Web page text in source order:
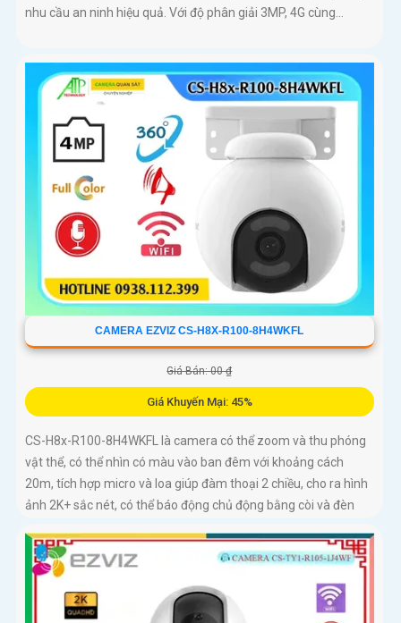
nhu cầu an ninh hiệu quả. Với độ phân giải 3MP, 4G cùng...
CAMERA EZVIZ CS-H8X-R100-8H4WKFL
Giá Bán: 00 ₫
Giá Khuyến Mại: 45%
CS-H8x-R100-8H4WKFL là camera có thể zoom và thu phóng
vật thể, có thể nhìn có màu vào ban đêm với khoảng cách
20m, tích hợp micro và loa giúp đàm thoại 2 chiều, cho ra hình
ảnh 2K+ sắc nét, có thể báo động chủ động bằng còi và đèn